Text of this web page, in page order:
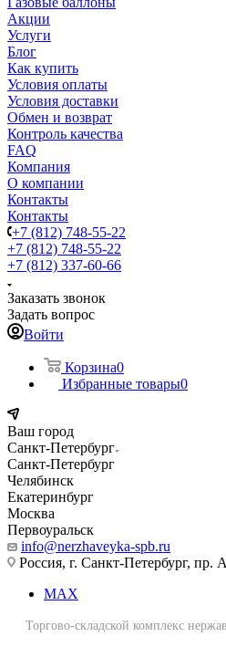
Акции
Услуги
Блог
Как купить
Условия оплаты
Условия доставки
Обмен и возврат
Контроль качества
FAQ
Компания
О компании
Контакты
Контакты
+7 (812) 748-55-22
+7 (812) 748-55-22
+7 (812) 337-60-66
Заказать звонок
Задать вопрос
Войти
Корзина0
Избранные товары0
Ваш город
Санкт-Петербург
Санкт-Петербург
Челябинск
Екатеринбург
Москва
Первоуральск
info@nerzhaveyka-spb.ru
Россия, г. Санкт-Петербург, пр.
MAX
Торгово-складской комплекс